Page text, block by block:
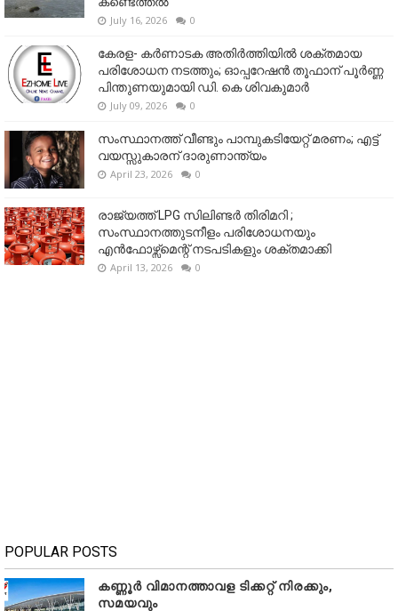
July 16, 2026 0
കേരള- കർണാടക അതിർത്തിയിൽ ശക്തമായ
പരിശോധന നടത്തും; ഓപ്പറേഷൻ തൂഫാന് പൂർണ്ണ
പിന്തുണയുമായി ഡി. കെ ശിവകുമാർ
July 09, 2026 0
സംസ്ഥാനത്ത് വീണ്ടും പാമ്പുകടിയേറ്റ് മരണം; എട്ട്
വയസ്സുകാരന് ദാരുണാന്ത്യം
April 23, 2026 0
രാജ്യത്ത് LPG സിലിണ്ടർ തിരിമറി ;
സംസ്ഥാനത്തുടനീളം പരിശോധനയും
എൻഫോഴ്സ്മെന്റ് നടപടികളും ശക്തമാക്കി
April 13, 2026 0
POPULAR POSTS
കണ്ണൂർ വിമാനത്താവള ടിക്കറ്റ് നിരക്കും,
സമയവും